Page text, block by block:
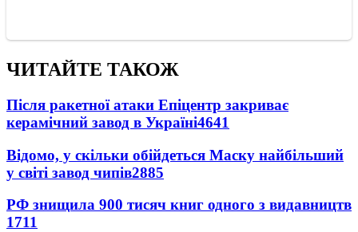
ЧИТАЙТЕ ТАКОЖ
Після ракетної атаки Епіцентр закриває
керамічний завод в Україні4641
Відомо, у скільки обійдеться Маску найбільший
у світі завод чипів2885
РФ знищила 900 тисяч книг одного з видавництв
1711